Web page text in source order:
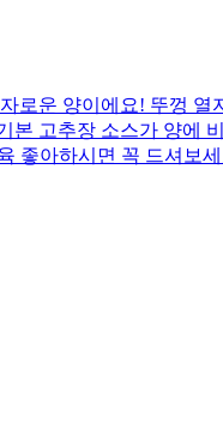
운 양이에요! 뚜껑 열
고추장 소스가 양에
좋아하시면 꼭 드셔보